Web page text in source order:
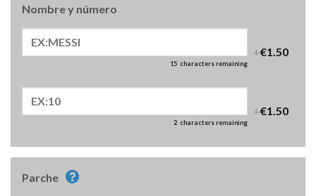
Nombre y número
15 characters remaining
+€1.50
2 characters remaining
+€1.50
Parche